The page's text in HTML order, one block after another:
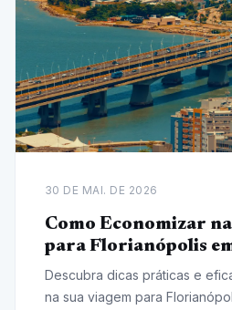
30 DE MAI. DE 2026
Como Economizar
para Florianópolis
Descubra dicas práticas e
na sua viagem para